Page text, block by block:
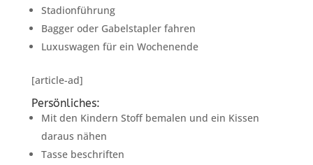
Stadionführung
Bagger oder Gabelstapler fahren
Luxuswagen für ein Wochenende
[article-ad]
Persönliches:
Mit den Kindern Stoff bemalen und ein Kissen
daraus nähen
Tasse beschriften